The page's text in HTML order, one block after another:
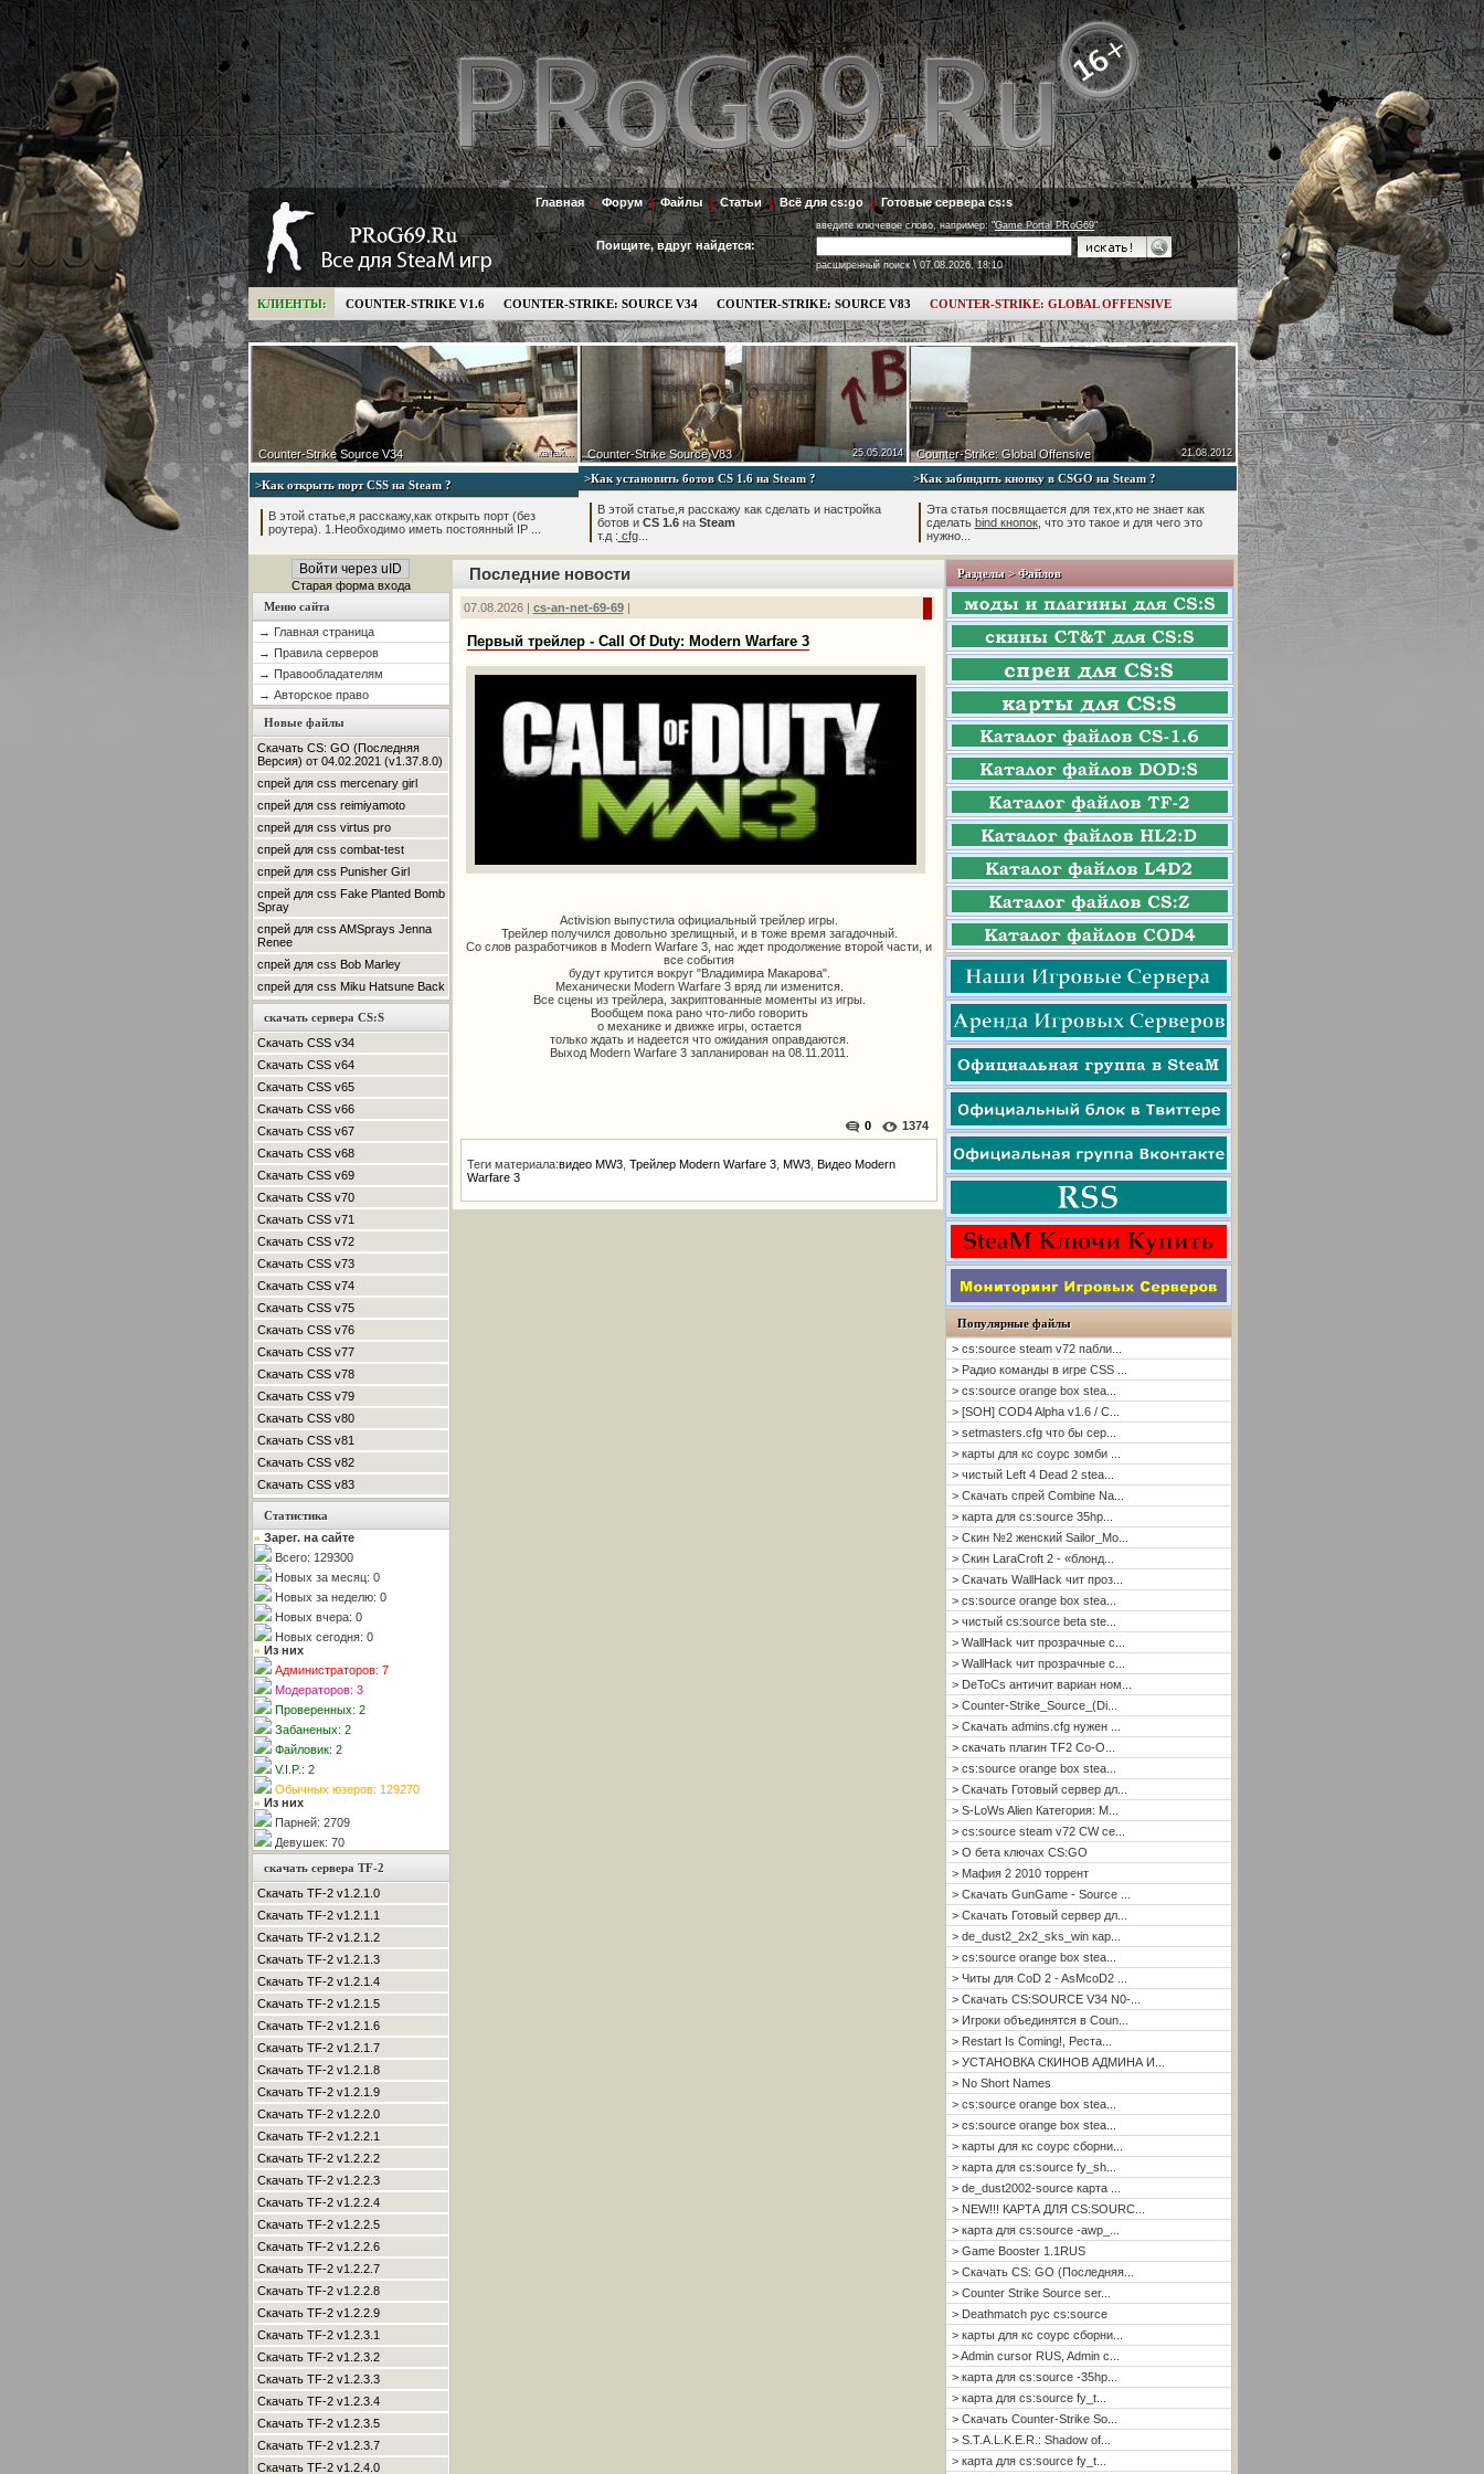
Главная | Форум | Файлы | Статьи | Всё для cs:go | Готовые сервера cs:s
Поищите, вдруг найдется:
введите ключевое слово, например: "Game Portal PRoG69"
расширенный поиск \ 07.08.2026, 18:10
КЛИЕНТЫ: COUNTER-STRIKE V1.6 COUNTER-STRIKE: SOURCE V34 COUNTER-STRIKE: SOURCE V83 COUNTER-STRIKE: GLOBAL OFFENSIVE
качай...
Counter-Strike Source V34 25.05.2014
Counter-Strike Source V83 21.08.2012
Counter-Strike: Global Offensive
>Как открыть порт CSS на Steam ?
В этой статье,я расскажу,как открыть порт (без
роутера). 1.Необходимо иметь постоянный IP ...
>Как установить ботов СS 1.6 на Steam ?
В этой статье,я расскажу как сделать и настройка
ботов и CS 1.6на Steam
т.д : cfg...
>Как забиндить кнопку в CSGO на Steam ?
Эта статья посвящается для тех,кто не знает как
сделать bind кнопок, что это такое и для чего это
нужно...
Войти через uID
Старая форма входа
Меню сайта
→ Главная страница
→ Правила серверов
→ Правообладателям
→ Авторское право
Новые файлы
Скачать CS: GO (Последняя
Версия) от 04.02.2021 (v1.37.8.0)
спрей для css mercenary girl
спрей для css reimiyamoto
спрей для css virtus pro
спрей для css combat-test
спрей для css Punisher Girl
спрей для css Fake Planted Bomb
Spray
спрей для css AMSprays Jenna
Renee
спрей для css Bob Marley
спрей для css Miku Hatsune Back
скачать сервера CS:S
Скачать CSS v34
Скачать CSS v64
Скачать CSS v65
Скачать CSS v66
Скачать CSS v67
Скачать CSS v68
Скачать CSS v69
Скачать CSS v70
Скачать CSS v71
Скачать CSS v72
Скачать CSS v73
Скачать CSS v74
Скачать CSS v75
Скачать CSS v76
Скачать CSS v77
Скачать CSS v78
Скачать CSS v79
Скачать CSS v80
Скачать CSS v81
Скачать CSS v82
Скачать CSS v83
Статистика
» Зарег. на сайте
Всего: 129300
Новых за месяц: 0
Новых за неделю: 0
Новых вчера: 0
Новых сегодня: 0
» Из них
Администраторов: 7
Модераторов: 3
Проверенных: 2
Забаненых: 2
Файловик: 2
V.I.P.: 2
Обычных юзеров: 129270
» Из них
Парней: 2709
Девушек: 70
скачать сервера TF-2
Скачать TF-2 v1.2.1.0
Скачать TF-2 v1.2.1.1
Скачать TF-2 v1.2.1.2
Скачать TF-2 v1.2.1.3
Скачать TF-2 v1.2.1.4
Скачать TF-2 v1.2.1.5
Скачать TF-2 v1.2.1.6
Скачать TF-2 v1.2.1.7
Скачать TF-2 v1.2.1.8
Скачать TF-2 v1.2.1.9
Скачать TF-2 v1.2.2.0
Скачать TF-2 v1.2.2.1
Скачать TF-2 v1.2.2.2
Скачать TF-2 v1.2.2.3
Скачать TF-2 v1.2.2.4
Скачать TF-2 v1.2.2.5
Скачать TF-2 v1.2.2.6
Скачать TF-2 v1.2.2.7
Скачать TF-2 v1.2.2.8
Скачать TF-2 v1.2.2.9
Скачать TF-2 v1.2.3.1
Скачать TF-2 v1.2.3.2
Скачать TF-2 v1.2.3.3
Скачать TF-2 v1.2.3.4
Скачать TF-2 v1.2.3.5
Скачать TF-2 v1.2.3.7
Скачать TF-2 v1.2.4.0
Последние новости
07.08.2026 | cs-an-net-69-69|
Первый трейлер - Call Of Duty: Modern Warfare 3
Activision выпустила официальный трейлер игры.
Трейлер получился довольно зрелищный, и в тоже время загадочный.
Со слов разработчиков в Modern Warfare 3, нас ждет продолжение второй части, и
все события
будут крутится вокруг "Владимира Макарова".
Механически Modern Warfare 3 вряд ли изменится.
Все сцены из трейлера, закриптованные моменты из игры.
Вообщем пока рано что-либо говорить
о механике и движке игры, остается
только ждать и надеется что ожидания оправдаются.
Выход Modern Warfare 3 запланирован на 08.11.2011.
0 1374
Теги материала:видео MW3, Трейлер Modern Warfare 3, MW3, Видео Modern
Warfare 3
Разделы > Файлов
Популярные файлы
> cs:source steam v72 пабли...
> Радио команды в игре CSS ...
> cs:source orange box stea...
> [SOH] COD4 Alpha v1.6 / C...
> setmasters.cfg что бы сер...
> карты для кс соурс зомби ...
> чистый Left 4 Dead 2 stea...
> Скачать спрей Combine Na...
> карта для cs:source 35hp...
> Скин №2 женский Sailor_Mo...
> Скин LaraCroft 2 - «блонд...
> Скачать WallHack чит проз...
> cs:source orange box stea...
> чистый cs:source beta ste...
> WallHack чит прозрачные с...
> WallHack чит прозрачные с...
> DeToCs античит вариан ном...
> Counter-Strike_Source_(Di...
> Скачать admins.cfg нужен ...
> скачать плагин TF2 Co-O...
> cs:source orange box stea...
> Скачать Готовый сервер дл...
> S-LoWs Alien Категория: М...
> cs:source steam v72 CW се...
> О бета ключах CS:GO
> Мафия 2 2010 торрент
> Скачать GunGame - Source ...
> Скачать Готовый сервер дл...
> de_dust2_2x2_sks_win кар...
> cs:source orange box stea...
> Читы для CoD 2 - AsMcoD2 ...
> Скачать CS:SOURCE V34 N0-...
> Игроки объединятся в Coun...
> Restart Is Coming!, Реста...
> УСТАНОВКА СКИНОВ АДМИНА И...
> No Short Names
> cs:source orange box stea...
> cs:source orange box stea...
> карты для кс соурс сборни...
> карта для cs:source fy_sh...
> de_dust2002-source карта ...
> NEW!!! КАРТА ДЛЯ CS:SOURC...
> карта для cs:source -awp_...
> Game Booster 1.1RUS
> Скачать CS: GO (Последняя...
> Counter Strike Source ser...
> Deathmatch рус cs:source
> карты для кс соурс сборни...
> Admin cursor RUS, Admin c...
> карта для cs:source -35hp...
> карта для cs:source fy_t...
> Скачать Counter-Strike So...
> S.T.A.L.K.E.R.: Shadow of...
> карта для cs:source fy_t...